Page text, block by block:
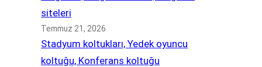
siteleri
Temmuz 21, 2026
Stadyum koltukları, Yedek oyuncu
koltuğu, Konferans koltuğu